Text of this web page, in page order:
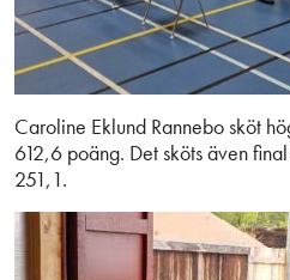
Caroline Eklund Rannebo sköt
612,6 poäng. Det sköts även
251,1.